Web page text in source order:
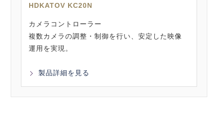
HDKATOV KC20N
カメラコントローラー
複数カメラの調整・制御を行い、安定した映像
運用を実現。
製品詳細を見る